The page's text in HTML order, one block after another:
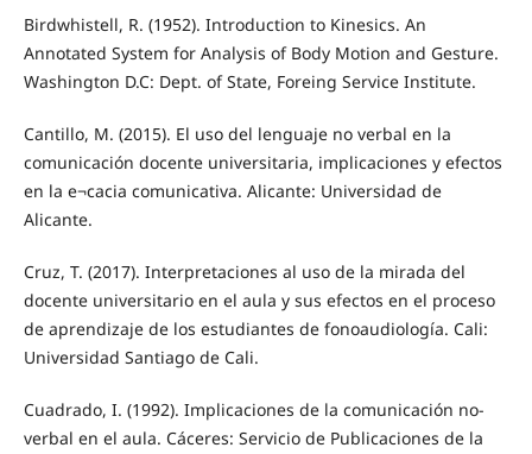
Birdwhistell, R. (1952). Introduction to Kinesics. An
Annotated System for Analysis of Body Motion and Gesture.
Washington D.C: Dept. of State, Foreing Service Institute.
Cantillo, M. (2015). El uso del lenguaje no verbal en la
comunicación docente universitaria, implicaciones y efectos
en la e¬cacia comunicativa. Alicante: Universidad de
Alicante.
Cruz, T. (2017). Interpretaciones al uso de la mirada del
docente universitario en el aula y sus efectos en el proceso
de aprendizaje de los estudiantes de fonoaudiología. Cali:
Universidad Santiago de Cali.
Cuadrado, I. (1992). Implicaciones de la comunicación no-
verbal en el aula. Cáceres: Servicio de Publicaciones de la